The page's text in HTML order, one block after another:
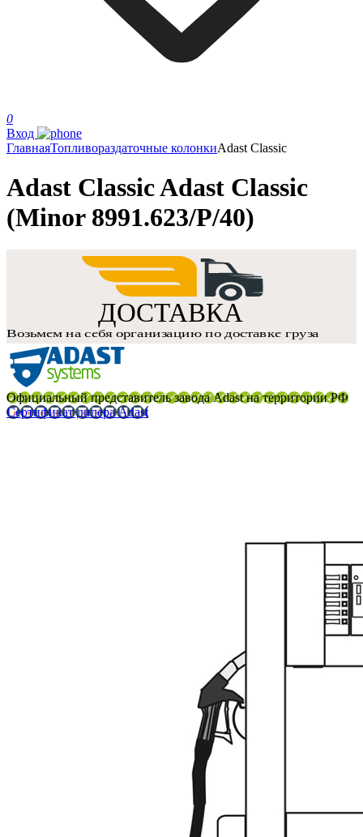
0
Вход
ГлавнаяТопливораздаточные колонкиAdast Classic
Adast Classic Adast Classic
(Minor 8991.623/P/40)
Официальный представитель завода Adast на территории РФ
Сертификат дилера Adast